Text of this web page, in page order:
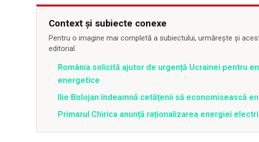
Context și subiecte conexe
Pentru o imagine mai completă a subiectului, urmărește și
editorial.
România solicită ajutor de urgență Ucrainei pentru
energetice
Ilie Bolojan îndeamnă cetățenii să economisească
Primarul Chirica anunță raționalizarea energiei